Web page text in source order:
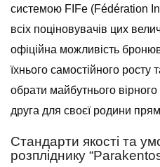
системою FIFe (Fédération
всіх поціновувачів цих
офіційна можливість
їхнього самостійного росту
обрати майбутнього
друга для своєї родини
Стандарти якості та
розпліднику